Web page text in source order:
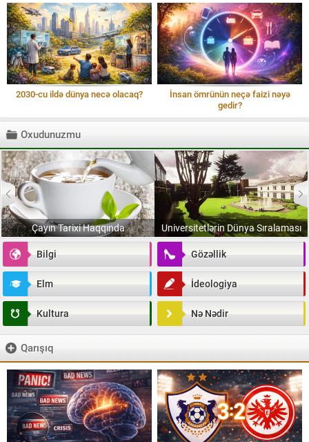
2030-cu ildə dünya necə olacaq?
İnsan ömrünün neçə faizi nəyə
gedir?
Oxudunuzmu
Çayın Tarixi Haqqında Universitetlərin Dünya Sıralaması
Bilgi Gözəllik
Elm İdeologiya
Kultura Nə Nədir
Qarışıq